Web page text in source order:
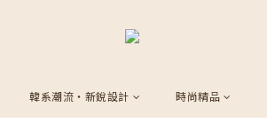
韓系潮流・新銳設計 時尚精品